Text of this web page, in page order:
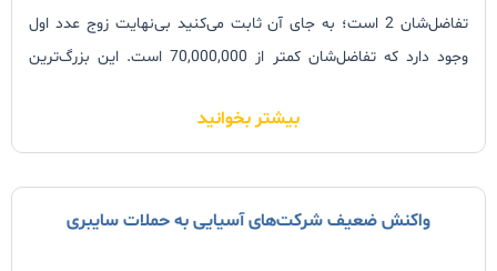
تفاضل‌شان 2 است؛ به جای آن ثابت می‌کنید بی‌نهایت زوج عدد اول
وجود دارد که تفاضل‌شان کمتر از 70,000,000 است. این بزرگ‌ترین
بیشتر بخوانید
واکنش ضعیف شرکت‌های آسیایی به حملات سایبری